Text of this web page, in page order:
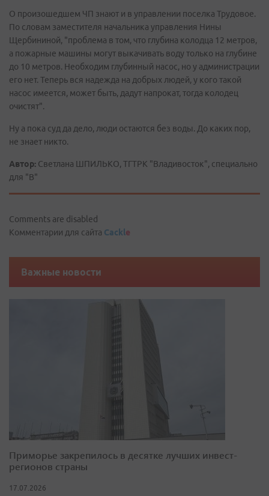
О произошедшем ЧП знают и в управлении поселка Трудовое.
По словам заместителя начальника управления Нины
Щербининой, "проблема в том, что глубина колодца 12 метров,
а пожарные машины могут выкачивать воду только на глубине
до 10 метров. Необходим глубинный насос, но у администрации
его нет. Теперь вся надежда на добрых людей, у кого такой
насос имеется, может быть, дадут напрокат, тогда колодец
очистят".
Ну а пока суд да дело, люди остаются без воды. До каких пор,
не знает никто.
Автор: Светлана ШПИЛЬКО, ТГТРК "Владивосток", специально
для "В"
Comments are disabled
Комментарии для сайта Cackle
Важные новости
Приморье закрепилось в десятке лучших инвест-
регионов страны
17.07.2026